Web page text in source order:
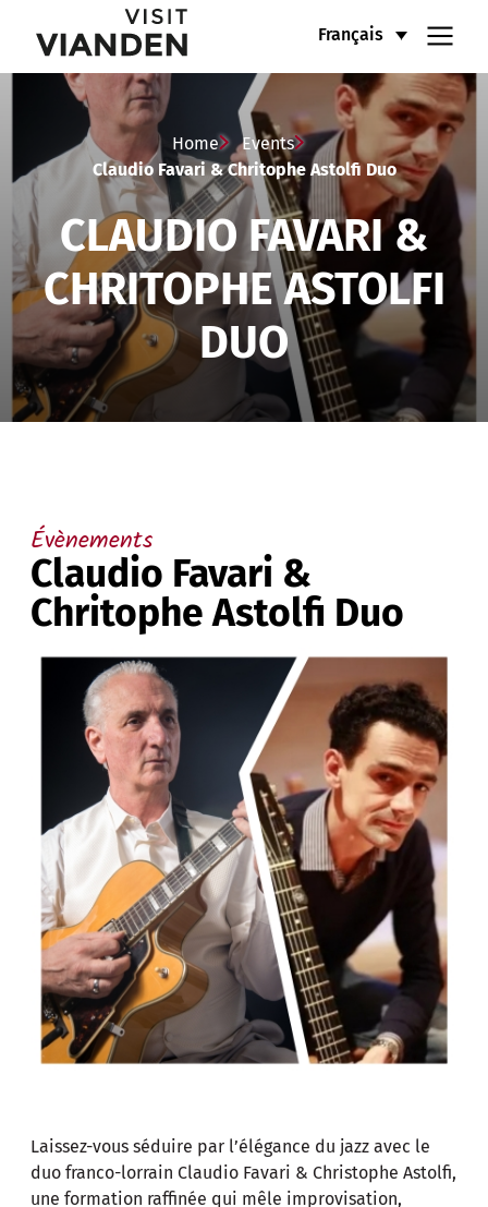
Français
Claudio
Favari
Chritophe
Astolfi
Duo
Menu
navigation
principal
Home
Events
Claudio Favari & Chritophe Astolfi Duo
CLAUDIO FAVARI &
CHRITOPHE ASTOLFI
DUO
Évènements
Claudio Favari &
Chritophe Astolfi Duo
Laissez-vous séduire par l’élégance du jazz avec le
duo franco-lorrain Claudio Favari & Christophe Astolfi,
une formation raffinée qui mêle improvisation,